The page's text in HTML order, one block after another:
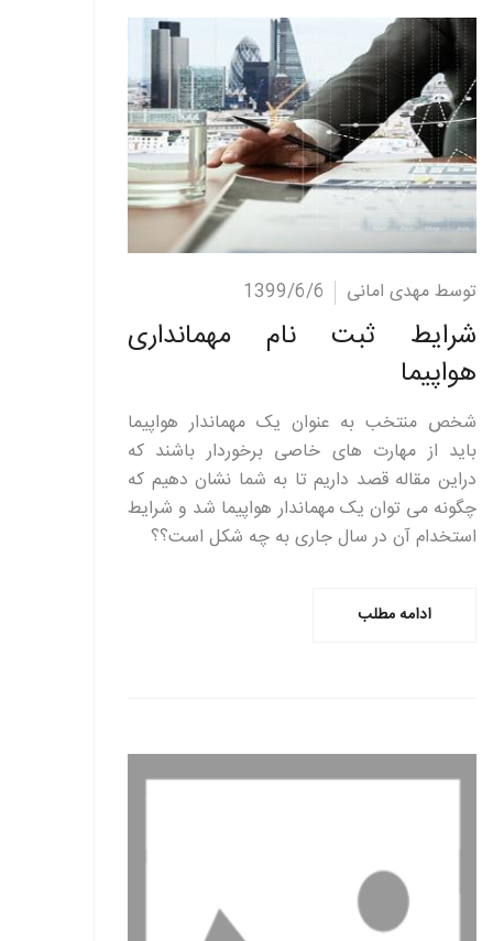
توسط مهدی امانی 1399/6/6
شرایط ثبت نام مهمانداری
هواپیما
شخص منتخب به عنوان یک مهماندار هواپیما
باید از مهارت های خاصی برخوردار باشند که
دراین مقاله قصد داریم تا به شما نشان دهیم که
چگونه می توان یک مهماندار هواپیما شد و شرایط
استخدام آن در سال جاری به چه شکل است؟؟
ادامه مطلب